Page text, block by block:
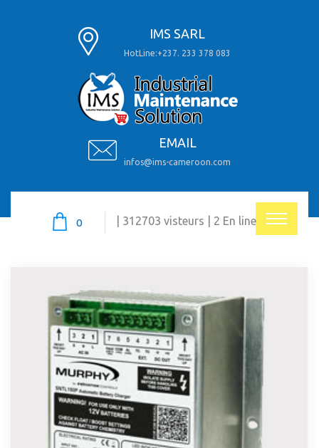
IMS SARL
HotLine:+237. 233 378 083
EMAIL
infos@ims-cameroon.com
0 | 312703 visteurs | 2 En line